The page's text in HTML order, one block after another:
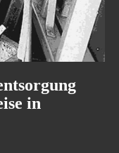
in